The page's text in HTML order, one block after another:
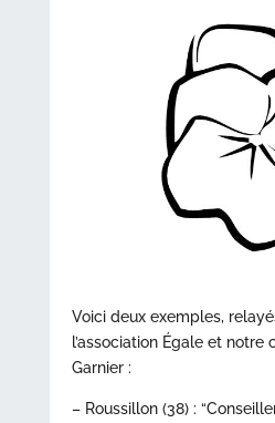
Voici deux exemples,
l’association Égale et notre
Garnier :
– Roussillon (38) :